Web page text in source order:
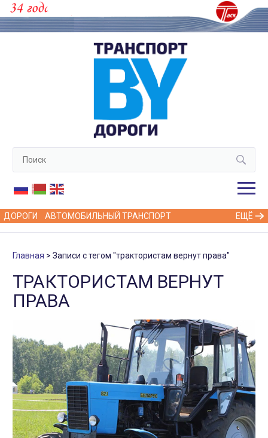
ДОРОГИ АВТОМОБИЛЬНЫЙ ТРАНСПОРТ ЕЩЁ
Главная Записи с тегом "трактористам вернут права"
ТРАКТОРИСТАМ ВЕРНУТ
ПРАВА